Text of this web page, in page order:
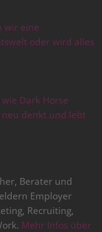
wir eine
oder wird alles
Dark Horse
neu denkt und lebt
Berater und
Employer
Recruiting,
Mehr Infos über